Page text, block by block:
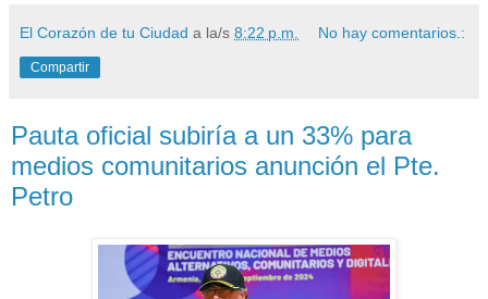
El Corazón de tu Ciudad a la/s 8:22 p.m. No hay comentarios.:
Compartir
Pauta oficial subiría a un 33% para
medios comunitarios anunción el Pte.
Petro